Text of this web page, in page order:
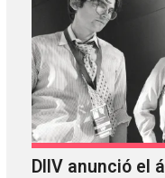
DIIV anunció el